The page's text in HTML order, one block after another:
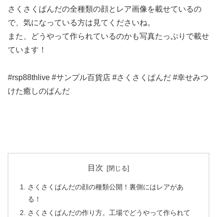
さくさくぱんだの全種類の顔とレア画像を載せているの
で、気になっている方は見てくださいね。
また、どうやって作られているのかも写真たっぷりで載せ
ています！
#rsp88thlive #サンプル百貨店 #さくさくぱんだ #幸せみつ
けた癒しのぱんだ
目次
さくさくぱんだの顔の種類公開！裏側にはレアがあ
る！
さくさくぱんだの作り方。工場でどうやって作られて